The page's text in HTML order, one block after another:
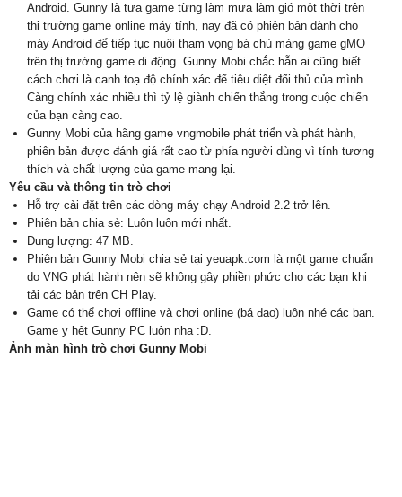
Android. Gunny là tựa game từng làm mưa làm gió một thời trên
thị trường game online máy tính, nay đã có phiên bản dành cho
máy Android để tiếp tục nuôi tham vọng bá chủ mảng game gMO
trên thị trường game di động. Gunny Mobi chắc hẵn ai cũng biết
cách chơi là canh toạ độ chính xác để tiêu diệt đối thủ của mình.
Càng chính xác nhiều thì tỷ lệ giành chiến thắng trong cuộc chiến
của bạn càng cao.
Gunny Mobi của hãng game vngmobile phát triển và phát hành,
phiên bản được đánh giá rất cao từ phía người dùng vì tính tương
thích và chất lượng của game mang lại.
Yêu cầu và thông tin trò chơi
Hỗ trợ cài đặt trên các dòng máy chạy Android 2.2 trở lên.
Phiên bản chia sẻ: Luôn luôn mới nhất.
Dung lượng: 47 MB.
Phiên bản Gunny Mobi chia sẻ tại yeuapk.com là một game chuẩn
do VNG phát hành nên sẽ không gây phiền phức cho các bạn khi
tải các bản trên CH Play.
Game có thể chơi offline và chơi online (bá đạo) luôn nhé các bạn.
Game y hệt Gunny PC luôn nha :D.
Ảnh màn hình trò chơi Gunny Mobi